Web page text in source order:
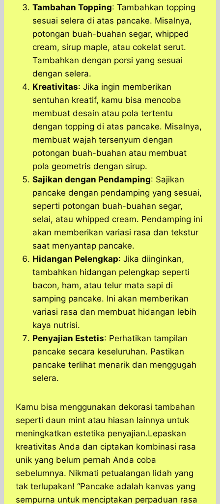
Tambahan Topping: Tambahkan topping
sesuai selera di atas pancake. Misalnya,
potongan buah-buahan segar, whipped
cream, sirup maple, atau cokelat serut.
Tambahkan dengan porsi yang sesuai
dengan selera.
Kreativitas: Jika ingin memberikan
sentuhan kreatif, kamu bisa mencoba
membuat desain atau pola tertentu
dengan topping di atas pancake. Misalnya,
membuat wajah tersenyum dengan
potongan buah-buahan atau membuat
pola geometris dengan sirup.
Sajikan dengan Pendamping: Sajikan
pancake dengan pendamping yang sesuai,
seperti potongan buah-buahan segar,
selai, atau whipped cream. Pendamping ini
akan memberikan variasi rasa dan tekstur
saat menyantap pancake.
Hidangan Pelengkap: Jika diinginkan,
tambahkan hidangan pelengkap seperti
bacon, ham, atau telur mata sapi di
samping pancake. Ini akan memberikan
variasi rasa dan membuat hidangan lebih
kaya nutrisi.
Penyajian Estetis: Perhatikan tampilan
pancake secara keseluruhan. Pastikan
pancake terlihat menarik dan menggugah
selera.
Kamu bisa menggunakan dekorasi tambahan
seperti daun mint atau hiasan lainnya untuk
meningkatkan estetika penyajian.Lepaskan
kreativitas Anda dan ciptakan kombinasi rasa
unik yang belum pernah Anda coba
sebelumnya. Nikmati petualangan lidah yang
tak terlupakan! “Pancake adalah kanvas yang
sempurna untuk menciptakan perpaduan rasa